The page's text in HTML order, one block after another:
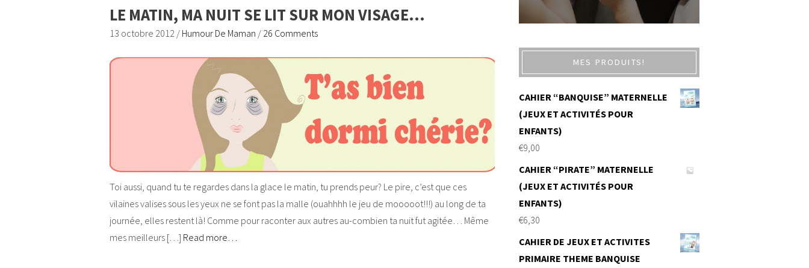
LE MATIN, MA NUIT SE LIT SUR MON VISAGE…
13 octobre 2012 / Humour De Maman / 26 Comments
Toi aussi, quand tu te regardes dans la glace le matin, tu prends peur? Le pire, c’est que ces
vilaines valises sous les yeux ne se font pas la malle (ouahhhh le jeu de mooooot!!!) au long de ta
journée, elles restent là! Comme pour raconter aux autres au-combien ta nuit fut agitée… Même
mes meilleurs […] Read more…
MES PRODUITS!
CAHIER “BANQUISE” MATERNELLE
(JEUX ET ACTIVITÉS POUR
ENFANTS)
€9,00
CAHIER “PIRATE” MATERNELLE
(JEUX ET ACTIVITÉS POUR
ENFANTS)
€6,30
CAHIER DE JEUX ET ACTIVITES
PRIMAIRE THEME BANQUISE